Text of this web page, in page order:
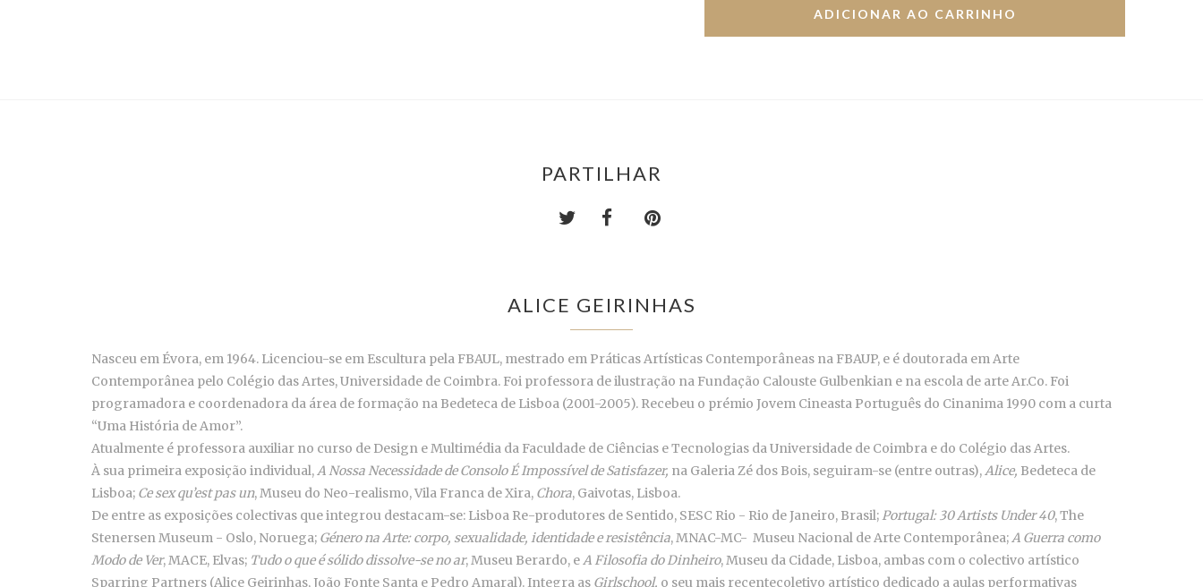
PARTILHAR
ALICE GEIRINHAS
Nasceu em Évora, em 1964. Licenciou-se em Escultura pela FBAUL, mestrado em Práticas Artísticas Contemporâneas na FBAUP, e é doutorada em Arte
Contemporânea pelo Colégio das Artes, Universidade de Coimbra. Foi professora de ilustração na Fundação Calouste Gulbenkian e na escola de arte Ar.Co. Foi
programadora e coordenadora da área de formação na Bedeteca de Lisboa (2001-2005). Recebeu o prémio Jovem Cineasta Português do Cinanima 1990 com a curta
“Uma História de Amor”.
Atualmente é professora auxiliar no curso de Design e Multimédia da Faculdade de Ciências e Tecnologias da Universidade de Coimbra e do Colégio das Artes.
À sua primeira exposição individual, A Nossa Necessidade de Consolo É Impossível de Satisfazer, na Galeria Zé dos Bois, seguiram-se (entre outras), Alice, Bedeteca de
Lisboa; Ce sex qu’est pas un, Museu do Neo-realismo, Vila Franca de Xira, Chora, Gaivotas, Lisboa.
De entre as exposições colectivas que integrou destacam-se: Lisboa Re-produtores de Sentido, SESC Rio - Rio de Janeiro, Brasil; Portugal: 30 Artists Under 40, The
Stenersen Museum - Oslo, Noruega; Género na Arte: corpo, sexualidade, identidade e resistência, MNAC-MC- Museu Nacional de Arte Contemporânea; A Guerra como
Modo de Ver, MACE, Elvas; Tudo o que é sólido dissolve-se no ar, Museu Berardo, e A Filosofia do Dinheiro, Museu da Cidade, Lisboa, ambas com o colectivo artístico
Sparring Partners (Alice Geirinhas, João Fonte Santa e Pedro Amaral). Integra as Girlschool, o seu mais recentecoletivo artístico dedicado a aulas performativas